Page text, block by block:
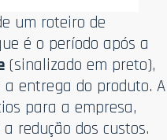
um roteiro de
é o período após a
(sinalizado em preto),
entrega do produto. A
para a empresa,
a redução dos custos.